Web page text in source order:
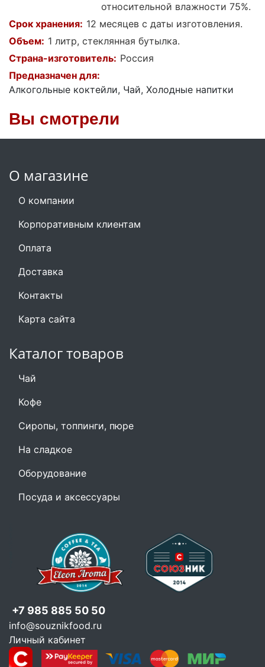
относительной влажности 75%.
Срок хранения: 12 месяцев с даты изготовления.
Объем: 1 литр, стеклянная бутылка.
Страна-изготовитель: Россия
Предназначен для:
Алкогольные коктейли, Чай, Холодные напитки
Вы смотрели
О магазине
О компании
Корпоративным клиентам
Оплата
Доставка
Контакты
Карта сайта
Каталог товаров
Чай
Кофе
Сиропы, топпинги, пюре
На сладкое
Оборудование
Посуда и аксессуары
+7 985 885 50 50
info@souznikfood.ru
Личный кабинет